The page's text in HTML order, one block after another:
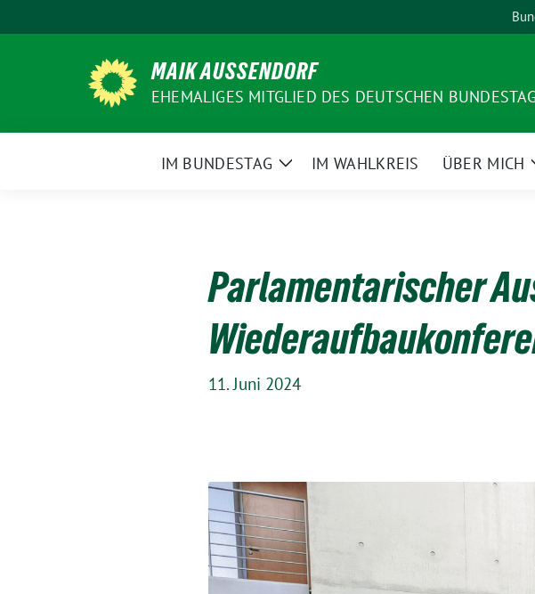
zum
MAIK AUSSENDORF
EHEMALIGES MITGLIED DES DEUTSCHEN
IM BUNDESTAG
ZeigeIM WAHLKREIS ÜBER MICH
Parlamentarischer
11. Juni 2024